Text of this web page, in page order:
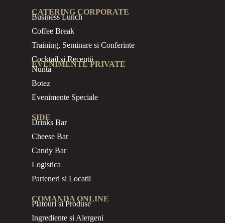
CATERING CORPORATE
BusinessLunch
Coffee Break
Training, Seminare si Conferinte
Cocktail si Receptii
EVENIMENTE PRIVATE
Nunta
Botez
Evenimente Speciale
SIDE
Drinks Bar
Cheese Bar
Candy Bar
Logistica
Parteneri si Locatii
COMANDA ONLINE
Platouri si Produse
Ingrediente si Alergeni